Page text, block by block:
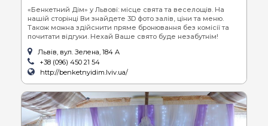
«Бенкетний Дім» у Львові: місце свята та веселощів. На
нашій сторінці Ви знайдете 3D фото залів, ціни та меню.
Також можна здійснити пряме бронювання без комісії та
почитати відгуки. Нехай Ваше свято буде незабутнім!
Львів, вул. Зелена, 184 А
+38 (096) 450 21 54
http://benketnyidim.lviv.ua/